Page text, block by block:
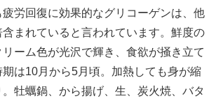
労回復に効果的なグリコーゲンは、他
まれていると言われています。鮮度の
ーム色が光沢で輝き、食欲が掻き立て
は10月から5月頃。加熱しても身が縮
牡蠣鍋、から揚げ、生、炭火焼、バタ